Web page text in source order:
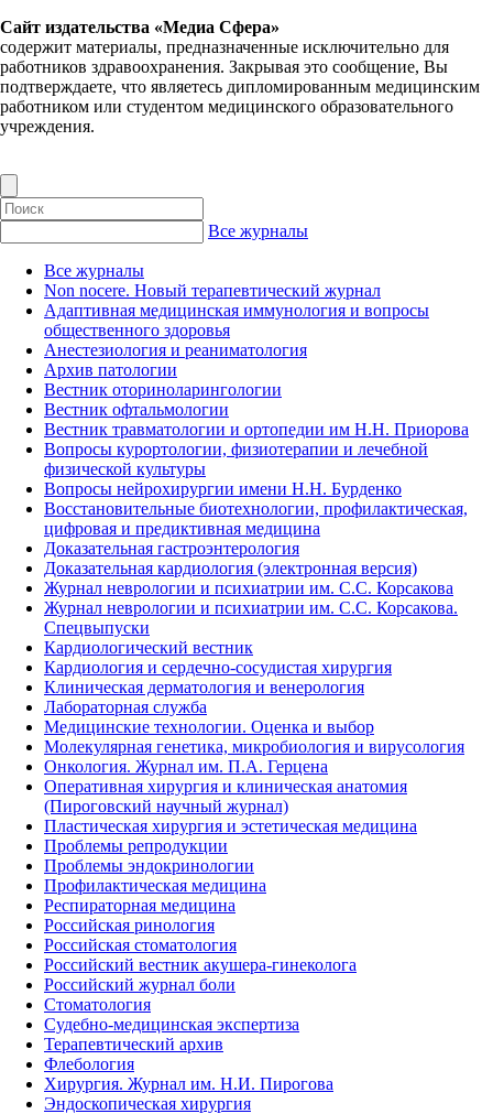
Сайт издательства «Медиа Сфера»
содержит материалы, предназначенные исключительно для
работников здравоохранения. Закрывая это сообщение, Вы
подтверждаете, что являетесь дипломированным медицинским
работником или студентом медицинского образовательного
учреждения.
Все журналы
Все журналы
Non nocere. Новый терапевтический журнал
Адаптивная медицинская иммунология и вопросы
общественного здоровья
Анестезиология и реаниматология
Архив патологии
Вестник оториноларингологии
Вестник офтальмологии
Вестник травматологии и ортопедии им Н.Н. Приорова
Вопросы курортологии, физиотерапии и лечебной
физической культуры
Вопросы нейрохирургии имени Н.Н. Бурденко
Восстановительные биотехнологии, профилактическая,
цифровая и предиктивная медицина
Доказательная гастроэнтерология
Доказательная кардиология (электронная версия)
Журнал неврологии и психиатрии им. С.С. Корсакова
Журнал неврологии и психиатрии им. С.С. Корсакова.
Спецвыпуски
Кардиологический вестник
Кардиология и сердечно-сосудистая хирургия
Клиническая дерматология и венерология
Лабораторная служба
Медицинские технологии. Оценка и выбор
Молекулярная генетика, микробиология и вирусология
Онкология. Журнал им. П.А. Герцена
Оперативная хирургия и клиническая анатомия
(Пироговский научный журнал)
Пластическая хирургия и эстетическая медицина
Проблемы репродукции
Проблемы эндокринологии
Профилактическая медицина
Респираторная медицина
Российская ринология
Российская стоматология
Российский вестник акушера-гинеколога
Российский журнал боли
Стоматология
Судебно-медицинская экспертиза
Терапевтический архив
Флебология
Хирургия. Журнал им. Н.И. Пирогова
Эндоскопическая хирургия